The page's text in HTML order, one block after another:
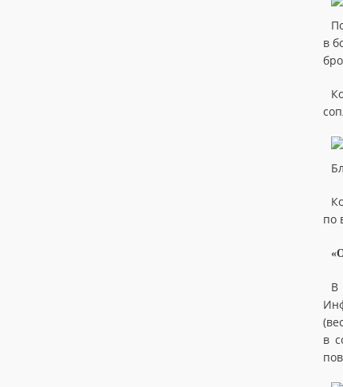
в
по
В
в